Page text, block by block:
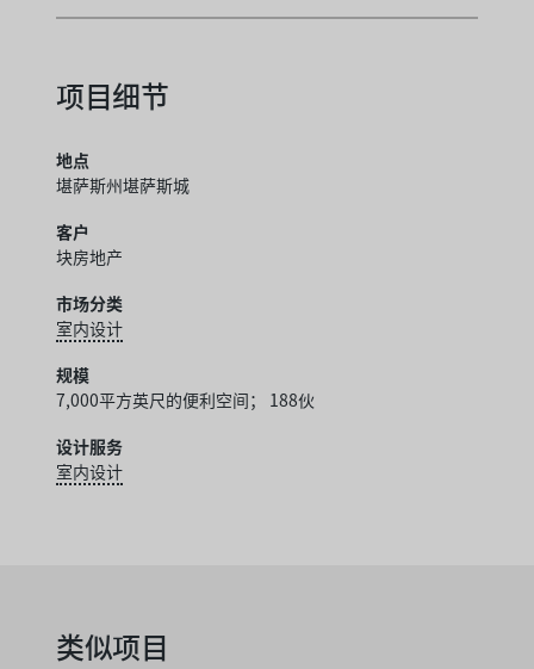
项目细节
地点
堪萨斯州堪萨斯城
客户
块房地产
市场分类
室内设计
规模
7,000平方英尺的便利空间； 188伙
设计服务
室内设计
类似项目